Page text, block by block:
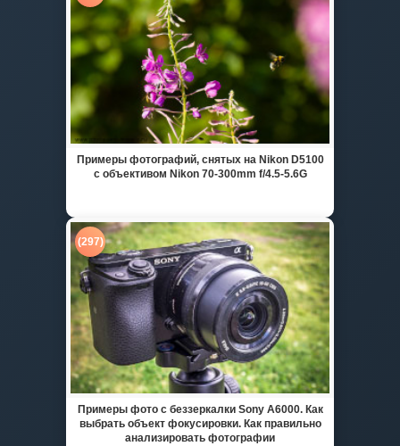
Примеры фотографий, снятых на Nikon D5100
с объективом Nikon 70-300mm f/4.5-5.6G
(297)
Примеры фото с беззеркалки Sony A6000. Как
выбрать объект фокусировки. Как правильно
анализировать фотографии